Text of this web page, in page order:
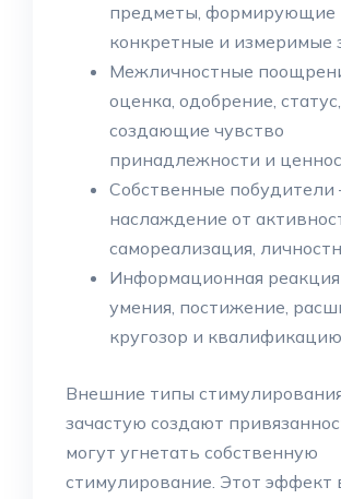
предметы, формирующие
конкретные и измеримые
Межличностные
оценка, одобрение, статус,
создающие чувство
принадлежности и
Собственные побудители
наслаждение от
самореализация,
Информационная реакция
умения, постижение,
кругозор и квалификацию
Внешние типы
зачастую создают
могут угнетать собственную
стимулирование. Этот эффект